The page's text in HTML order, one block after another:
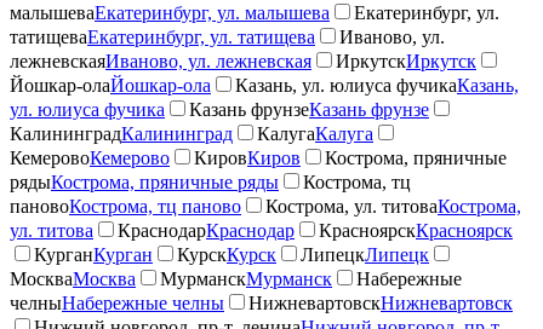
малышеваЕкатеринбург, ул. малышева
Екатеринбург, ул.
татищеваЕкатеринбург, ул. татищева
Иваново, ул.
лежневскаяИваново, ул. лежневская ИркутскИркутск
Йошкар-олаЙошкар-ола Казань, ул. юлиуса фучикаКазань,
ул. юлиуса фучика
Казань фрунзеКазань фрунзе
КалининградКалининград КалугаКалуга
КемеровоКемерово КировКиров
Кострома, пряничные
рядыКострома, пряничные ряды
Кострома, тц
пановоКострома, тц паново Кострома, ул. титоваКострома,
ул. титова
КраснодарКраснодар КрасноярскКрасноярск
КурганКурган КурскКурск ЛипецкЛипецк
МоскваМосква МурманскМурманск
Набережные
челныНабережные челны НижневартовскНижневартовск